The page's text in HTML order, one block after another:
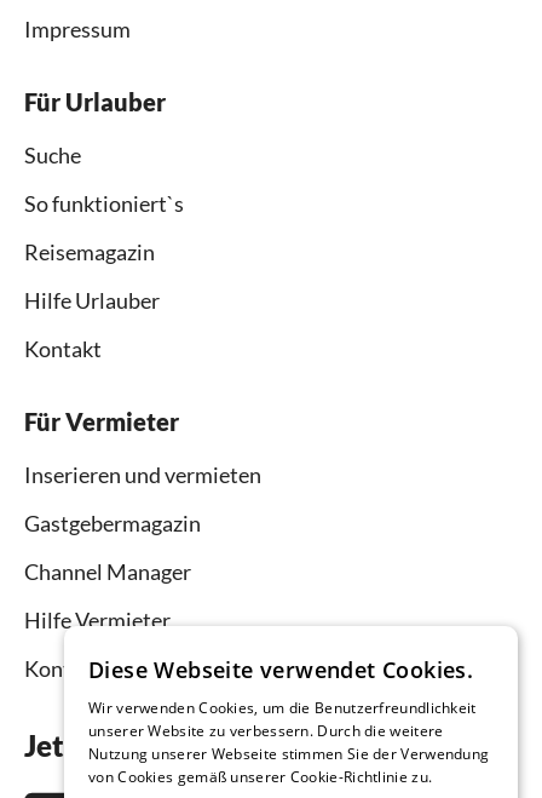
Impressum
Für Urlauber
Suche
So funktioniert`s
Reisemagazin
Hilfe Urlauber
Kontakt
Für Vermieter
Inserieren und vermieten
Gastgebermagazin
Channel Manager
Hilfe Vermieter
Kontakt
Jetzt die App downloaden
Diese Webseite verwendet Cookies.
Wir verwenden Cookies, um die Benutzerfreundlichkeit
unserer Website zu verbessern. Durch die weitere
Nutzung unserer Webseite stimmen Sie der Verwendung
von Cookies gemäß unserer Cookie-Richtlinie zu.